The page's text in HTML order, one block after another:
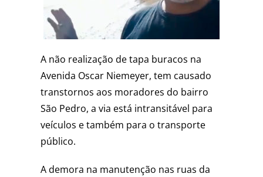
A não realização de tapa buracos na
Avenida Oscar Niemeyer, tem causado
transtornos aos moradores do bairro
São Pedro, a via está intransitável para
veículos e também para o transporte
público.
A demora na manutenção nas ruas da